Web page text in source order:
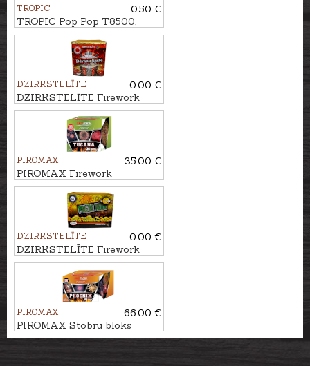
TROPIC
0.50 €
TROPIC Pop Pop T8500,
50pcs.
DZIRKSTELĪTE
0.00 €
DZIRKSTELĪTE Firework
DĀVANU KASTE, 25 - shots
PIROMAX
35.00 €
PIROMAX Firework
TUCANA, 36 - shots
DZIRKSTELĪTE
0.00 €
DZIRKSTELĪTE Firework
PRIEKA PAKA, 64 - shots
PIROMAX
66.00 €
PIROMAX Stobru bloks
PHOENIX, 64 - shots